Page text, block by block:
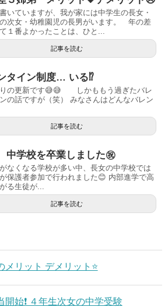
いていますが、我が家には中学生の長女・
次女・幼稚園児の長男がいます。 年の差
１番よかったことは、ひと...
記事を読む
タイン制度… いる⁉️
りの更新です😅😅 しかももう過ぎたバレ
の話ですが（笑） みなさんはどんなバレン
記事を読む
学校を卒業しました㊗️
なくなる学校が多い中、長女の中学校では
保護者参加で行われました😊 内部進学で高
る生徒が...
記事を読む
メリット デメリット⭐️
開始❗️ ４年生次女の中学受験